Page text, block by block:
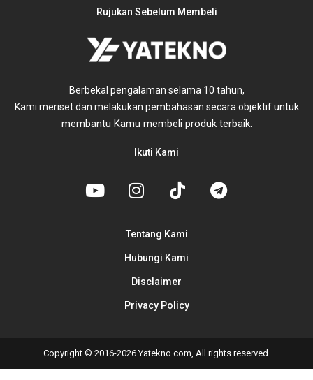
Rujukan Sebelum Membeli
Berbekal pengalaman selama 10 tahun,
Kami meriset dan melakukan pembahasan secara objektifuntuk
membantu Kamu membeli produk terbaik.
Ikuti Kami
Tentang Kami
Hubungi Kami
Disclaimer
Privacy Policy
Copyright © 2016-2026 Yatekno.com, All rights reserved.